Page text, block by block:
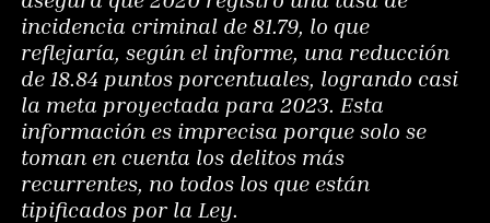
incidencia criminal de 81.79, lo que
reflejaría, según el informe, una reducción
de 18.84 puntos porcentuales, logrando casi
la meta proyectada para 2023. Esta
información es imprecisa porque solo se
toman en cuenta los delitos más
recurrentes, no todos los que están
tipificados por la Ley.